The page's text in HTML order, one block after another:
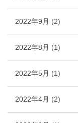
2022年9月 (2)
2022年8月 (1)
2022年5月 (1)
2022年4月 (2)